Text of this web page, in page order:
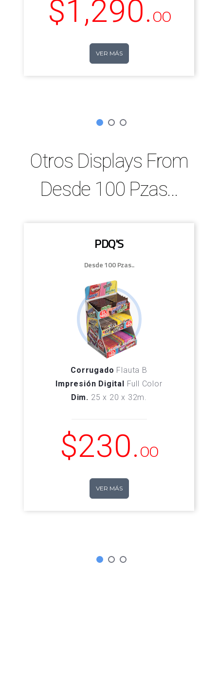
1,290. OO
VER MÁS
Otros Displays From
Desde 100 Pzas...
PDQ'S
Desde 100 Pzas..
Corrugado Flauta B
Impresión Digital
Full Color
Dim. 25 x 20 x 32m.
230. OO
VER MÁS